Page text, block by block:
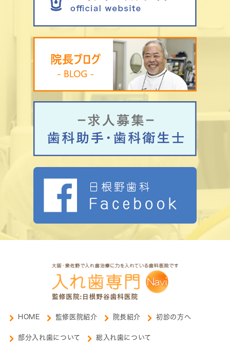
HOME 監修医院紹介 院長紹介 初診の方へ
部分入れ歯について 総入れ歯について